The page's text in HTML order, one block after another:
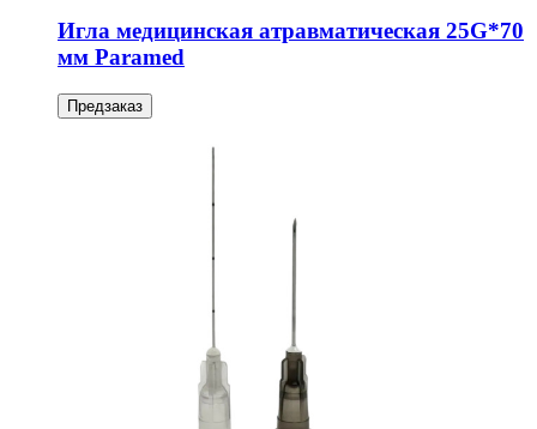
Игла медицинская атравматическая 25G*70
мм Paramed
Предзаказ